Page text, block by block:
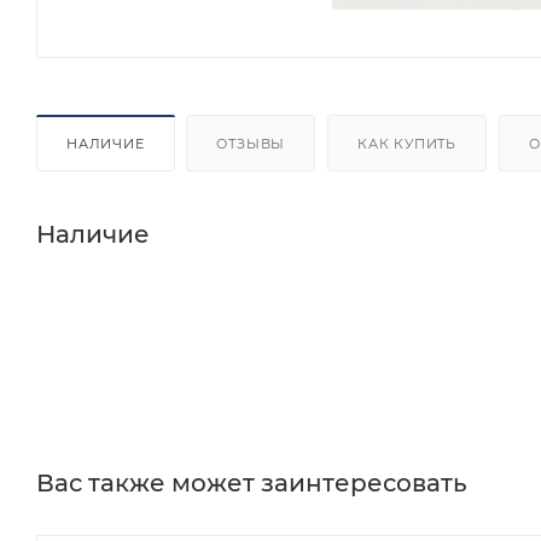
НАЛИЧИЕ ОТЗЫВЫ КАК КУПИТЬ
Наличие
Вас также может заинтересовать